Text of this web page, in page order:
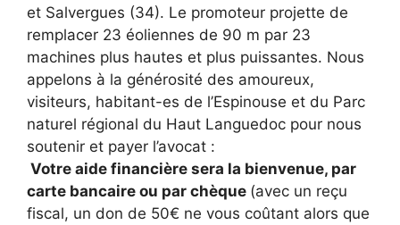
et Salvergues (34). Le promoteur projette de
remplacer 23 éoliennes de 90 m par 23
machines plus hautes et plus puissantes. Nous
appelons à la générosité des amoureux,
visiteurs, habitant-es de l’Espinouse et du Parc
naturel régional du Haut Languedoc pour nous
soutenir et payer l’avocat :
Votre aide financière sera la bienvenue, par
carte bancaire ou par chèque (avec un reçu
fiscal, un don de 50€ ne vous coûtant alors que